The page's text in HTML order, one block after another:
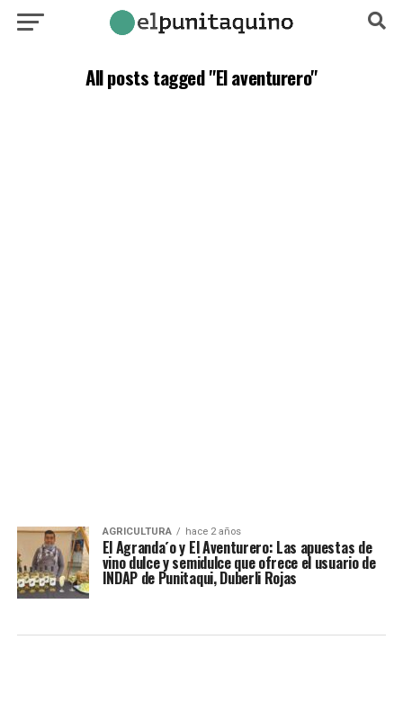
All posts tagged "El aventurero"
AGRICULTURA hace 2 años
El Agranda´o y El Aventurero: Las apuestas de
vino dulce y semidulce que ofrece el usuario de
INDAP de Punitaqui, Duberli Rojas